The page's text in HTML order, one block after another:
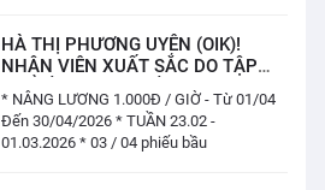
HÀ THỊ PHƯƠNG UYÊN (OIK)!
NHÂN VIÊN XUẤT SẮC DO TẬP
THỂ BẦU CHỌN TUẦN 23.02 -
01.03.2026 (03 / 04 PHIẾU)
* NÂNG LƯƠNG 1.000Đ / GIỜ - Từ 01/04
Đến 30/04/2026 * TUẦN 23.02 -
01.03.2026 * 03 / 04 phiếu bầu